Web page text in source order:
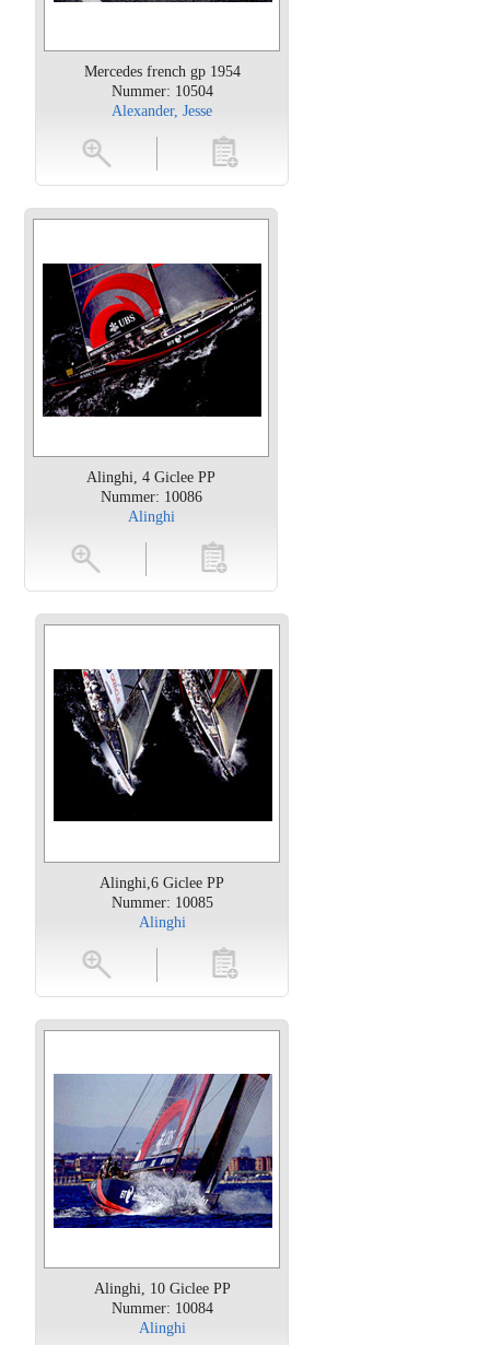
Mercedes french gp 1954
Nummer: 10504
Alexander, Jesse
toevoegen
Alinghi, 4 Giclee PP
Nummer: 10086
Alinghi
toevoegen
Alinghi,6 Giclee PP
Nummer: 10085
Alinghi
toevoegen
Alinghi, 10 Giclee PP
Nummer: 10084
Alinghi